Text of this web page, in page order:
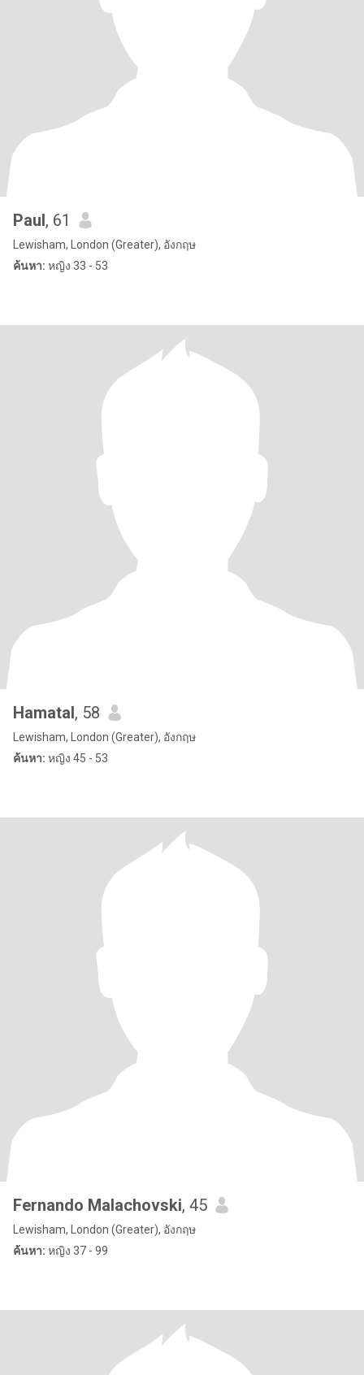
Paul, 61
Lewisham, London (Greater), อังกฤษ
ค้นหา: หญิง 33 - 53
Hamatal, 58
Lewisham, London (Greater), อังกฤษ
ค้นหา: หญิง 45 - 53
Fernando Malachovski, 45
Lewisham, London (Greater), อังกฤษ
ค้นหา: หญิง 37 - 99